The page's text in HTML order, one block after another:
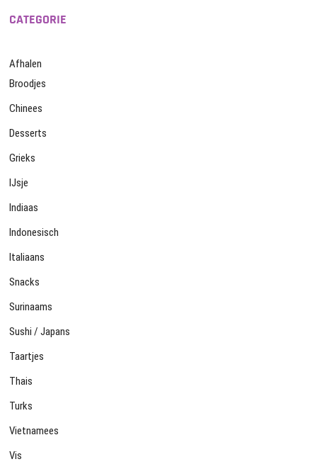
CATEGORIE
Afhalen
Broodjes
Chinees
Desserts
Grieks
IJsje
Indiaas
Indonesisch
Italiaans
Snacks
Surinaams
Sushi / Japans
Taartjes
Thais
Turks
Vietnamees
Vis